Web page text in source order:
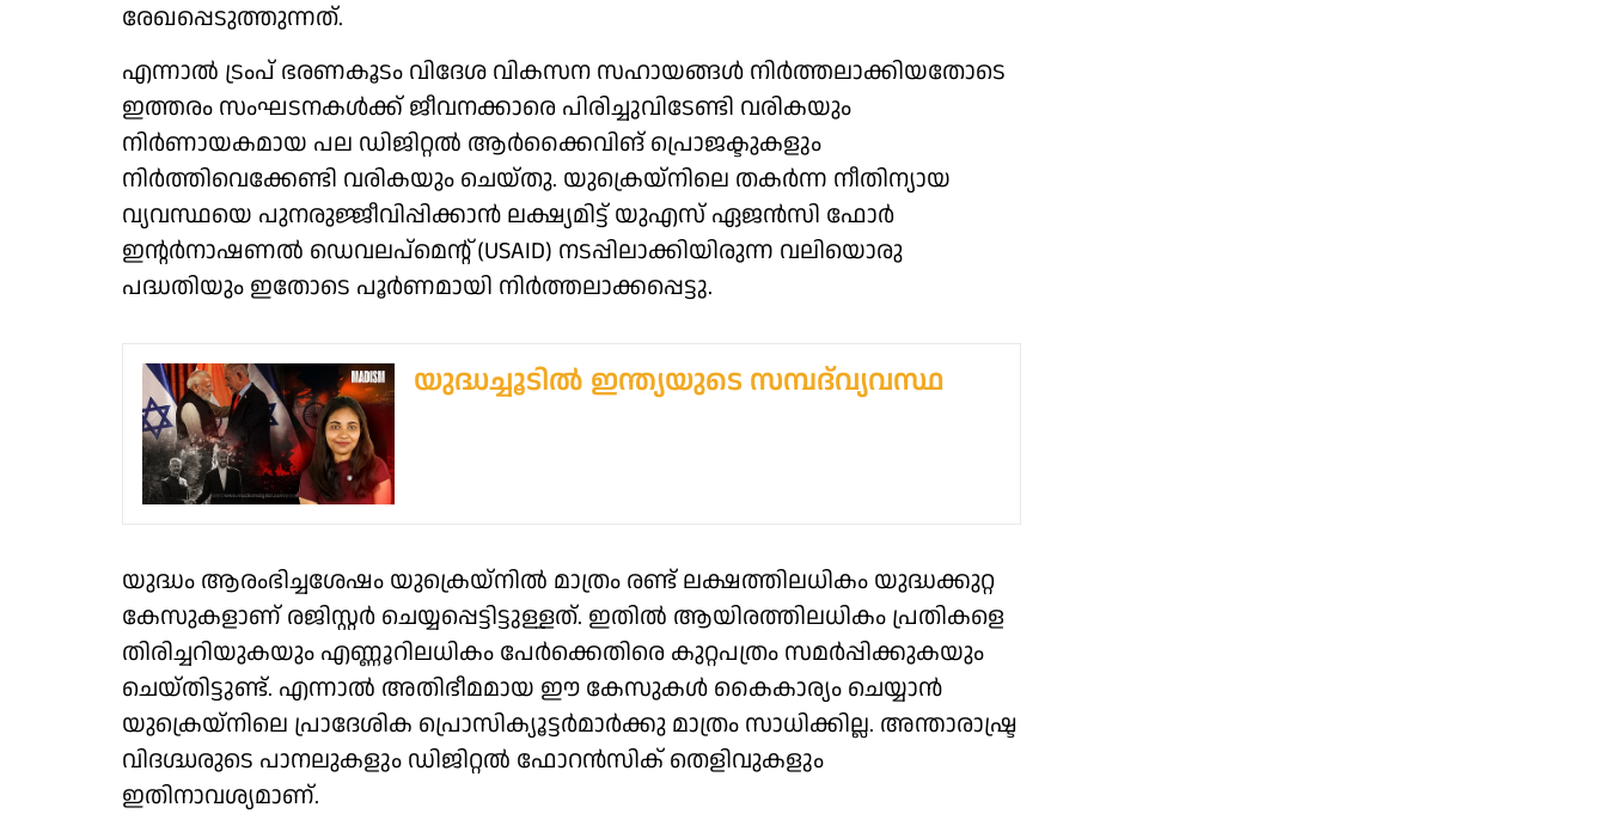
രേഖപ്പെടുത്തുന്നത്.
എന്നാൽ ട്രംപ് ഭരണകൂടം വിദേശ വികസന സഹായങ്ങൾ നിർത്തലാക്കിയതോടെ
ഇത്തരം സംഘടനകൾക്ക് ജീവനക്കാരെ പിരിച്ചുവിടേണ്ടി വരികയും
നിർണായകമായ പല ഡിജിറ്റൽ ആർക്കൈവിങ് പ്രൊജക്ടുകളും
നിർത്തിവെക്കേണ്ടി വരികയും ചെയ്തു. യുക്രെയ്നിലെ തകർന്ന നീതിന്യായ
വ്യവസ്ഥയെ പുനരുജ്ജീവിപ്പിക്കാൻ ലക്ഷ്യമിട്ട് യുഎസ് ഏജൻസി ഫോർ
ഇന്റർനാഷണൽ ഡെവലപ്‌മെന്റ് (USAID) നടപ്പിലാക്കിയിരുന്ന വലിയൊരു
പദ്ധതിയും ഇതോടെ പൂർണമായി നിർത്തലാക്കപ്പെട്ടു.
യുദ്ധച്ചൂടിൽ ഇന്ത്യയുടെ സമ്പദ്‌വ്യവസ്ഥ
യുദ്ധം ആരംഭിച്ചശേഷം യുക്രെയ്നിൽ മാത്രം രണ്ട് ലക്ഷത്തിലധികം യുദ്ധക്കുറ്റ
കേസുകളാണ് രജിസ്റ്റർ ചെയ്യപ്പെട്ടിട്ടുള്ളത്. ഇതിൽ ആയിരത്തിലധികം പ്രതികളെ
തിരിച്ചറിയുകയും എണ്ണൂറിലധികം പേർക്കെതിരെ കുറ്റപത്രം സമർപ്പിക്കുകയും
ചെയ്തിട്ടുണ്ട്. എന്നാൽ അതിഭീമമായ ഈ കേസുകൾ കൈകാര്യം ചെയ്യാൻ
യുക്രെയ്നിലെ പ്രാദേശിക പ്രൊസിക്യൂട്ടർമാർക്കു മാത്രം സാധിക്കില്ല. അന്താരാഷ്ട്ര
വിദഗ്ദ്ധരുടെ പാനലുകളും ഡിജിറ്റൽ ഫോറൻസിക് തെളിവുകളും
ഇതിനാവശ്യമാണ്.